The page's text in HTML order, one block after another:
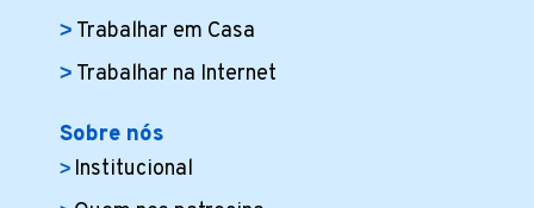
Trabalhar em Casa
Trabalhar na Internet
Sobre nós
Institucional